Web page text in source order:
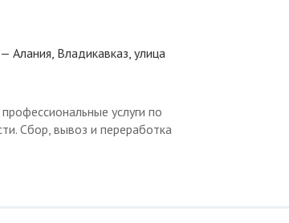
Алания, Владикавказ, улица
услуги по
Сбор, вывоз и переработка